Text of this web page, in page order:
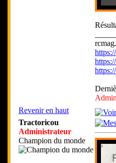
Revenir en haut
Tractoricou
Administrateur
Champion du monde